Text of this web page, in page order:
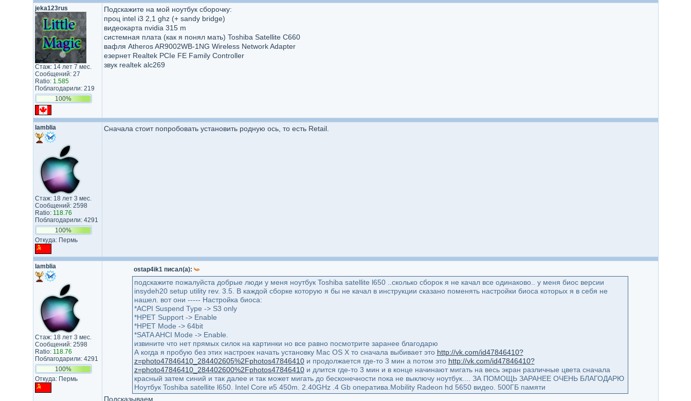
jeka123rus
Стаж: 14 лет 7 мес.
Сообщений: 27
Ratio: 1.585
Поблагодарили: 219
100%
Подскажите на мой ноутбук сборочку:
проц intel i3 2,1 ghz (+ sandy bridge)
видеокарта nvidia 315 m
системная плата (как я понял мать) Toshiba Satellite C660
вафля Atheros AR9002WB-1NG Wireless Network Adapter
езернет Realtek PCIe FE Family Controller
звук realtek alc269
lamblia
Стаж: 18 лет 3 мес.
Сообщений: 2598
Ratio: 118.76
Поблагодарили: 4291
100%
Откуда: Пермь
Сначала стоит попробовать установить родную ось, то есть Retail.
lamblia
Стаж: 18 лет 3 мес.
Сообщений: 2598
Ratio: 118.76
Поблагодарили: 4291
100%
Откуда: Пермь
ostap4ik1 писал(а):
подскажите пожалуйста добрые люди у меня ноутбук Toshiba satellite l650 ..сколько сборок я не качал все одинаково.. у меня биос версии
insydeh20 setup utility rev. 3.5. В каждой сборке которую я бы не качал в инструкции сказано поменять настройки биоса которых я в себя не
нашел. вот они ----- Настройка биоса:
*ACPI Suspend Type -> S3 only
*HPET Support -> Enable
*HPET Mode -> 64bit
*SATA AHCI Mode -> Enable.
извините что нет прямых силок на картинки но все равно посмотрите заранее благодарю
А когда я пробую без этих настроек начать установку Mac OS X то сначала выбивает это http://vk.com/id47846410?
z=photo47846410_284402605%2Fphotos47846410и продолжается где-то 3 мин а потом это http://vk.com/id47846410?
z=photo47846410_284402600%2Fphotos47846410и длится где-то 3 мин и в конце начинают мигать на весь экран различные цвета сначала
красный затем синий и так далее и так может мигать до бесконечности пока не выключу ноутбук.... ЗА ПОМОЩЬ ЗАРАНЕЕ ОЧЕНЬ БЛАГОДАРЮ
Ноутбук Toshiba satellite l650. Intel Core и5 450m. 2.40GHz .4 Gb оператива.Mobility Radeon hd 5650 видео. 500ГБ памяти
Подсказываем.